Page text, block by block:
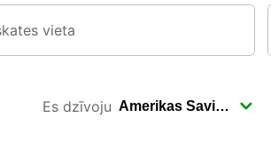
Es dzīvoju